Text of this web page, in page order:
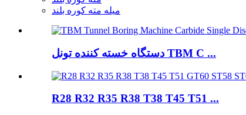
میله مته کوره بلند
دستگاه خسته کننده تونل TBM C ...
R28 R32 R35 R38 T38 T45 T51 ...